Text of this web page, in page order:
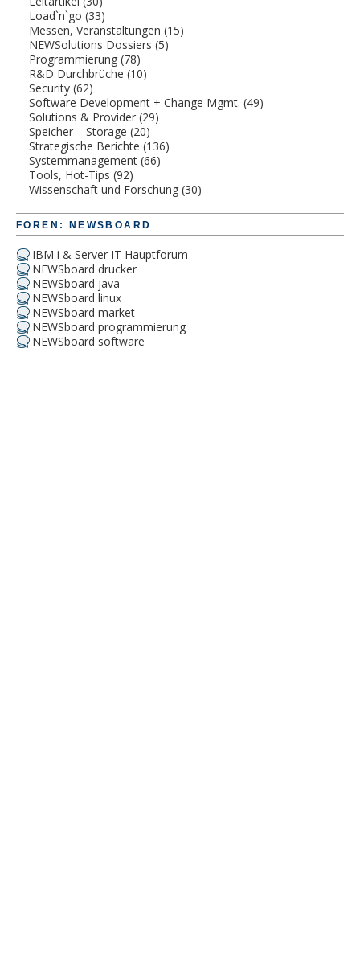
Load`n`go (33)
Messen, Veranstaltungen (15)
NEWSolutions Dossiers (5)
Programmierung (78)
R&D Durchbrüche (10)
Security (62)
Software Development + Change Mgmt. (49)
Solutions & Provider (29)
Speicher – Storage (20)
Strategische Berichte (136)
Systemmanagement (66)
Tools, Hot-Tips (92)
Wissenschaft und Forschung (30)
FOREN: NEWSBOARD
IBM i & Server IT Hauptforum
NEWSboard drucker
NEWSboard java
NEWSboard linux
NEWSboard market
NEWSboard programmierung
NEWSboard software